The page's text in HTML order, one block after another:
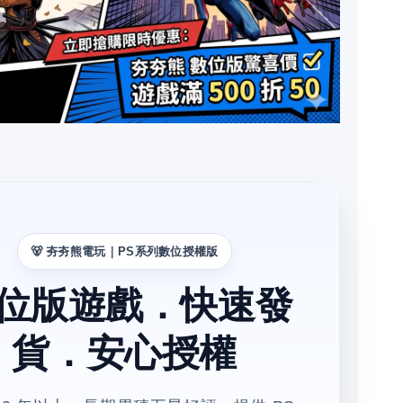
🐻 夯夯熊電玩｜PS系列數位授權版
版遊戲．快速發
貨．安心授權